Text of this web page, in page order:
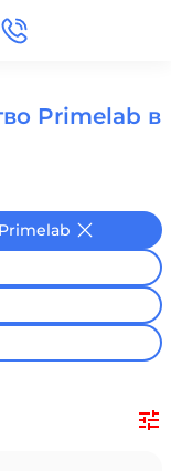
Primelab в